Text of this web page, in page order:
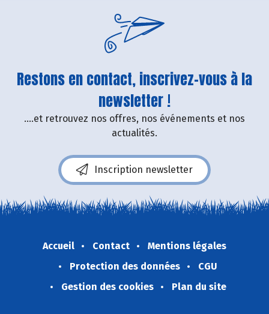
Restons en contact, inscrivez-vous à la
newsletter !
....et retrouvez nos offres, nos événements et nos
actualités.
Inscription newsletter
Accueil Contact
Mentions légales
Protection des données
CGU
Gestion des cookies
Plan du site